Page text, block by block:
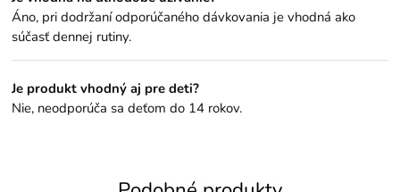
Áno, pri dodržaní odporúčaného dávkovania je vhodná ako
súčasť dennej rutiny.
Je produkt vhodný aj pre deti?
Nie, neodporúča sa deťom do 14 rokov.